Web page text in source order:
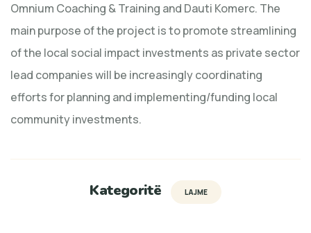
Omnium Coaching & Training and Dauti Komerc. The
main purpose of the project is to promote streamlining
of the local social impact investments as private sector
lead companies will be increasingly coordinating
efforts for planning and implementing/funding local
community investments.
Kategoritë LAJME